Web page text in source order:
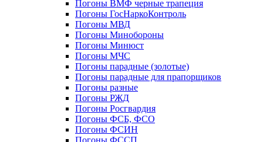
Погоны ВМФ черные трапеция
Погоны ГосНаркоКонтроль
Погоны МВД
Погоны Минобороны
Погоны Минюст
Погоны МЧС
Погоны парадные (золотые)
Погоны парадные для прапорщиков
Погоны разные
Погоны РЖД
Погоны Росгвардия
Погоны ФСБ, ФСО
Погоны ФСИН
Погоны ФССП